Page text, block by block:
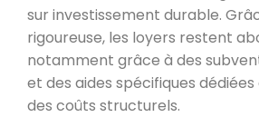
sur investissement durable.
rigoureuse, les loyers restent
notamment grâce à des
et des aides spécifiques
des coûts structurels.